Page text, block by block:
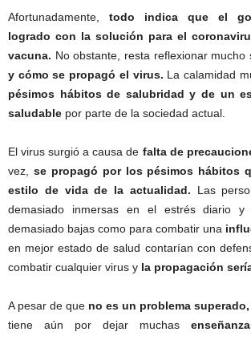
Afortunadamente,
todo indica que el
logrado con la solución para el
vacuna. No obstante, resta reflexionar
y cómo se propagó el virus. La calamidad
pésimos hábitos de salubridad y de un
saludable por parte de la sociedad actual.
El virus surgió a causa de falta de
vez, se propagó por los pésimos hábitos
estilo de vida de la actualidad. Las
demasiado inmersas en el estrés diario y
demasiado bajas como para combatir una
en mejor estado de salud contarían con
combatir cualquier virus y la propagación
A pesar de que no es un problema superado,
tiene aún por dejar muchas